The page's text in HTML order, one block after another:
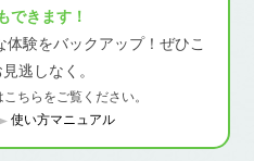
できます！
験をバックアップ！ぜひこ
逃しなく。
ちらをご覧ください。
使い方マニュアル